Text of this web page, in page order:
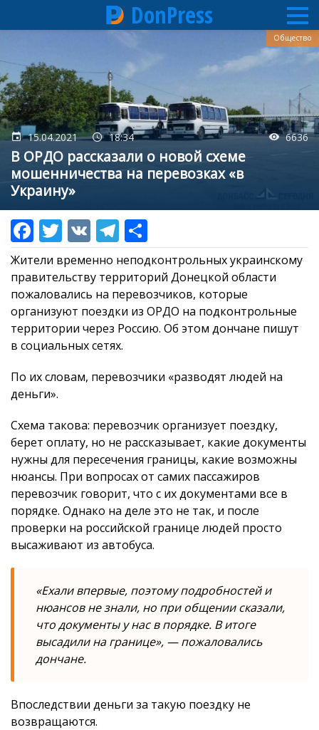
основному
содержанию
DonPress
15.04.2021 18:34 6636
В ОРДО рассказали о новой схеме
мошенничества на перевозках «в
Украину»
Общество
Жители временно неподконтрольных украинскому
правительству территорий Донецкой области
пожаловались на перевозчиков, которые
организуют поездки из ОРДО на подконтрольные
территории через Россию. Об этом дончане пишут
в социальных сетях.
По их словам, перевозчики «разводят людей на
деньги».
Схема такова: перевозчик организует поездку,
берет оплату, но не рассказывает, какие документы
нужны для пересечения границы, какие возможны
нюансы. При вопросах от самих пассажиров
перевозчик говорит, что с их документами все в
порядке. Однако на деле это не так, и после
проверки на российской границе людей просто
высаживают из автобуса.
«Ехали впервые, поэтому подробностей и
нюансов не знали, но при общении сказали,
что документы у нас в порядке. В итоге
высадили на границе», — пожаловались
дончане.
Впоследствии деньги за такую поездку не
возвращаются.